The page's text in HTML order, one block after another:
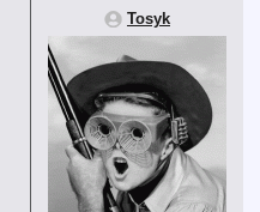
Tosyk